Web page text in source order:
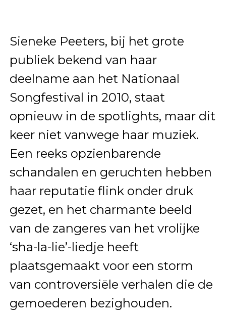
Sieneke Peeters, bij het grote
publiek bekend van haar
deelname aan het Nationaal
Songfestival in 2010, staat
opnieuw in de spotlights, maar dit
keer niet vanwege haar muziek.
Een reeks opzienbarende
schandalen en geruchten hebben
haar reputatie flink onder druk
gezet, en het charmante beeld
van de zangeres van het vrolijke
‘sha-la-lie’-liedje heeft
plaatsgemaakt voor een storm
van controversiële verhalen die de
gemoederen bezighouden.